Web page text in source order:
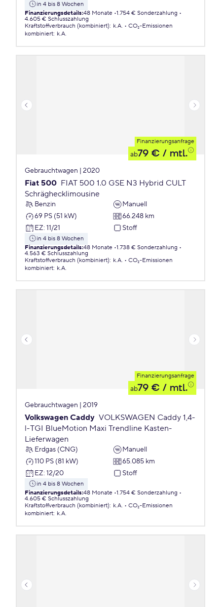
in 4 bis 8 Wochen
Finanzierungsdetails:48 Monate 1.754 € Sonderzahlung
4.605 € Schlusszahlung
Kraftstoffverbrauch (kombiniert): k.A.
CO₂-Emissionen
kombiniert: k.A.
Finanzierungsanfrage
ab79 € / mtl.
Gebrauchtwagen | 2020
Fiat 500 FIAT 500 1.0 GSE N3 Hybrid CULT
Schräghecklimousine
Benzin
Manuell
69 PS (51 kW)
66.248 km
EZ: 11/21 Stoff
in 4 bis 8 Wochen
Finanzierungsdetails:48 Monate 1.738 € Sonderzahlung
4.563 € Schlusszahlung
Kraftstoffverbrauch (kombiniert): k.A.
CO₂-Emissionen
kombiniert: k.A.
Finanzierungsanfrage
ab79 € / mtl.
Gebrauchtwagen | 2019
Volkswagen Caddy VOLKSWAGEN Caddy 1,4-
l-TGI BlueMotion Maxi Trendline Kasten-
Lieferwagen
Erdgas (CNG)
Manuell
110 PS (81 kW)
65.085 km
EZ: 12/20 Stoff
in 4 bis 8 Wochen
Finanzierungsdetails:48 Monate 1.754 € Sonderzahlung
4.605 € Schlusszahlung
Kraftstoffverbrauch (kombiniert): k.A.
CO₂-Emissionen
kombiniert: k.A.